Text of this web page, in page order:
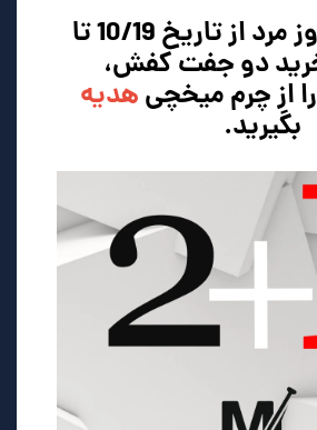
به مناسبت روز مرد از تاریخ 10/19 تا
رااز چرم میخچیهدیه
بگیرید.